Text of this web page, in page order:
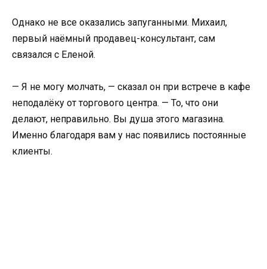
Однако не все оказались запуганными. Михаил,
первый наёмный продавец-консультант, сам
связался с Еленой.
— Я не могу молчать, — сказал он при встрече в кафе
неподалёку от торгового центра. — То, что они
делают, неправильно. Вы душа этого магазина.
Именно благодаря вам у нас появились постоянные
клиенты.